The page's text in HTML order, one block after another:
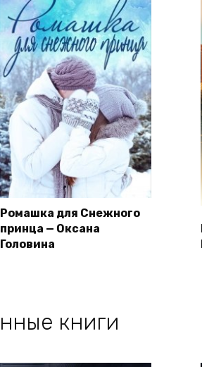
Ромашка для Снежного
принца — Оксана
Головина
книги